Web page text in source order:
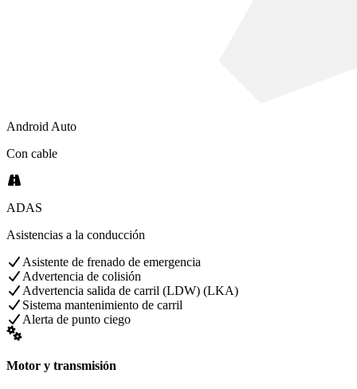
Android Auto
Con cable
ADAS
Asistencias a la conducción
Asistente de frenado de emergencia
Advertencia de colisión
Advertencia salida de carril (LDW) (LKA)
Sistema mantenimiento de carril
Alerta de punto ciego
Motor y transmisión